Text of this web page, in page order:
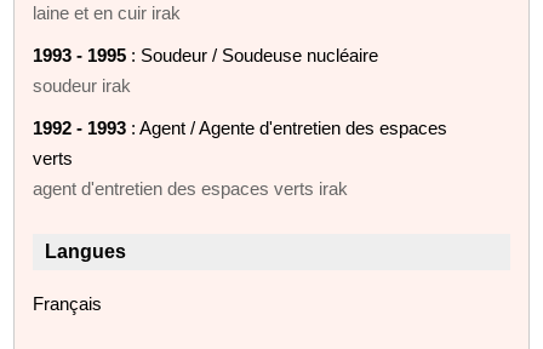
laine et en cuir irak
1993 - 1995 : Soudeur / Soudeuse nucléaire
soudeur irak
1992 - 1993 : Agent / Agente d'entretien des espaces
verts
agent d'entretien des espaces verts irak
Langues
Français